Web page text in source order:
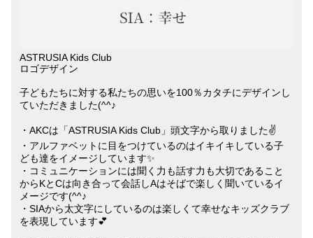
ASTRUSIA Kids Club
ロゴデザイン
子どもたちに対する私たちの思いを100％カタチにデザインし
ていただきました(^^♪
・AKCは「ASTRUSIA Kids Club」頭文字から取りました✌
・アルファベットに目をつけているのはイキイキしている子
ども達をイメージしています✨
・コミュニケーションには聞く力も話す力も大切であること
からKとCは向き合って会話しAはそばで楽しく聞いているイ
メージです(^^♪
・SIAから太文字にしているのは楽しくて幸せなキッズクラブ
を表現しています💕